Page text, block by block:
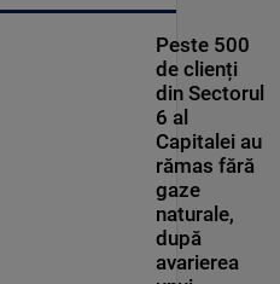
Peste 500
de clienți
din Sectorul
6 al
Capitalei au
rămas fără
gaze
naturale,
după
avarierea